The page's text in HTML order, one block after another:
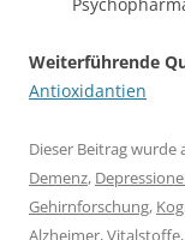
Weiterführende
Antioxidantien
Dieser Beitrag wurde
Demenz,
Gehirnforschung,